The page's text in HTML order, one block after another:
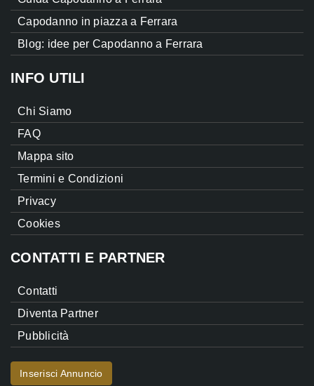
Capodanno in piazza a Ferrara
Blog: idee per Capodanno a Ferrara
INFO UTILI
Chi Siamo
FAQ
Mappa sito
Termini e Condizioni
Privacy
Cookies
CONTATTI E PARTNER
Contatti
Diventa Partner
Pubblicità
Inserisci Annuncio